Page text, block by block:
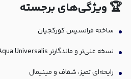
🏆 ویژگی‌های برجسته
ساخته فرانسیس کورکجیان
نسخه غنی‌تر و ماندگارتر Aqua Universalis
رایحه‌ای تمیز، شفاف و مینیمال